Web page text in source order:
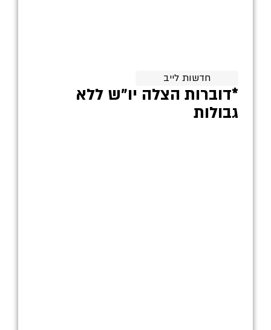
חדשות לייב
*דוברות הצלה יו״ש ללא
גבולות